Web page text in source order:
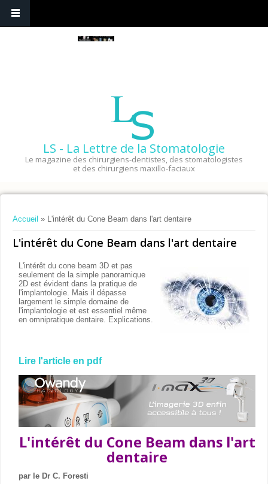
LS - La Lettre de la Stomatologie
Le magazine des chirurgiens-dentistes, des stomatologistes
et des chirurgiens maxillo-faciaux
Vous êtes ici
Accueil » L'intérêt du Cone Beam dans l'art dentaire
L'intérêt du Cone Beam dans l'art dentaire
L'intérêt du cone beam 3D et pas
seulement de la simple panoramique
2D est évident dans la pratique de
l'implantologie. Mais il dépasse
largement le simple domaine de
l'implantologie et est essentiel même
en omnipratique dentaire. Explications.
Lire l'article en pdf
L'intérêt du Cone Beam dans l'art
dentaire
par le Dr C. Foresti